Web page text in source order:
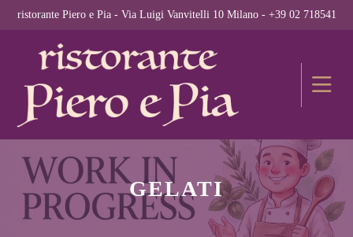
ristorante Piero e Pia - Via Luigi Vanvitelli 10 Milano - +39 02 718541
GELATI